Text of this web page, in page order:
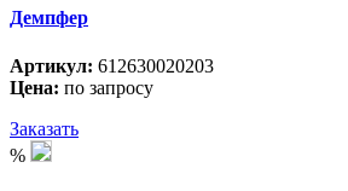
Демпфер
Артикул: 612630020203
Цена: по запросу
Заказать
%